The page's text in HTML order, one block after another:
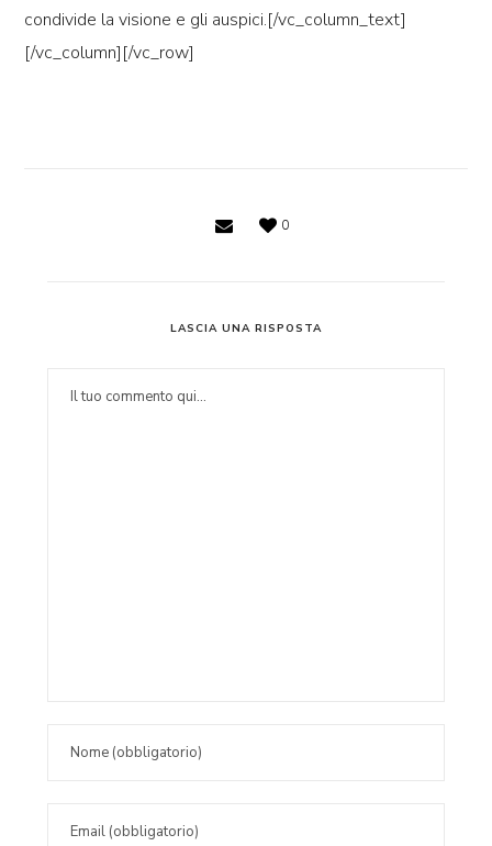
condivide la visione e gli auspici.[/vc_column_text]
[/vc_column][/vc_row]
0
LASCIA UNA RISPOSTA